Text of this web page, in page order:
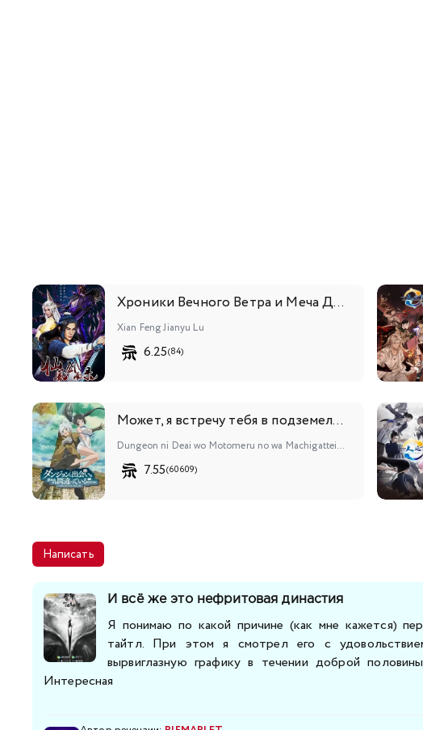
Хроники Вечного Ветра и Меча Дождя
Xian Feng Jianyu Lu
6.25(84)
Может, я встречу тебя в подземелье?
Dungeon ni Deai wo Motomeru no wa Machigatteiru Darou ka
7.55(60609)
Написать
И всё же это нефритовая династия
Я понимаю по какой причине (как мне кажется)
тайтл. При этом я смотрел его с
вырвиглазную графику в течении доброй
Интересная